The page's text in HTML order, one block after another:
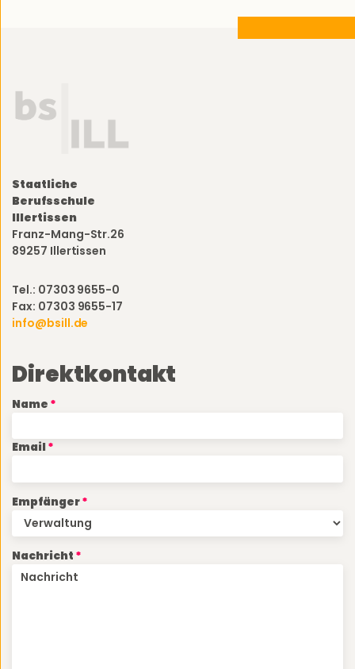
Staatliche
Berufsschule
Illertissen
Franz-Mang-Str.26
89257 Illertissen
Tel.: 07303 9655-0
Fax: 07303 9655-17
info@bsill.de
Direktkontakt
Name
Email
Empfänger
Nachricht